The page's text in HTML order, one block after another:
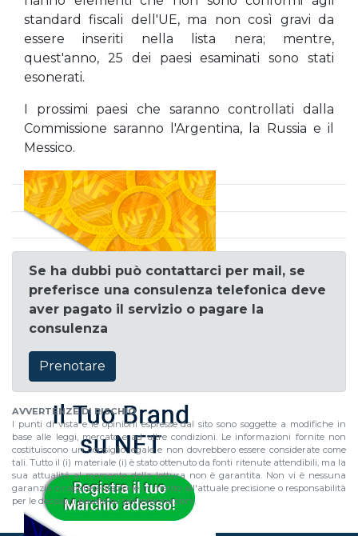
standard fiscali dell'UE, ma non così gravi da
essere inseriti nella lista nera; mentre,
quest'anno, 25 dei paesi esaminati sono stati
esonerati.
I prossimi paesi che saranno controllati dalla
Commissione saranno l'Argentina, la Russia e il
Messico.
Se ha dubbi può contattarci per mail, se
preferisce una consulenza telefonica deve
aver pagato il servizio o pagare la
consulenza
Prenotare
AVVERTENZE DI RISCHIO
I punti di vista e le opinioni espresse dal sito sono soggette a modifiche in
base alle leggi, mercato e ad altre condizioni. Le informazioni fornite non
costituiscono un consiglio legale e non dovrebbero essere considerate come
tali. Tutto il (i) materiale (i) è stato ottenuto da fonti ritenute attendibili, ma la
sua attualitá al momento della lettura non è garantita. Non vi è nessuna
garanzia o rappresentazione in merito all'attuale precisione o responsabilità
per le decisioni basate su tali informazioni.